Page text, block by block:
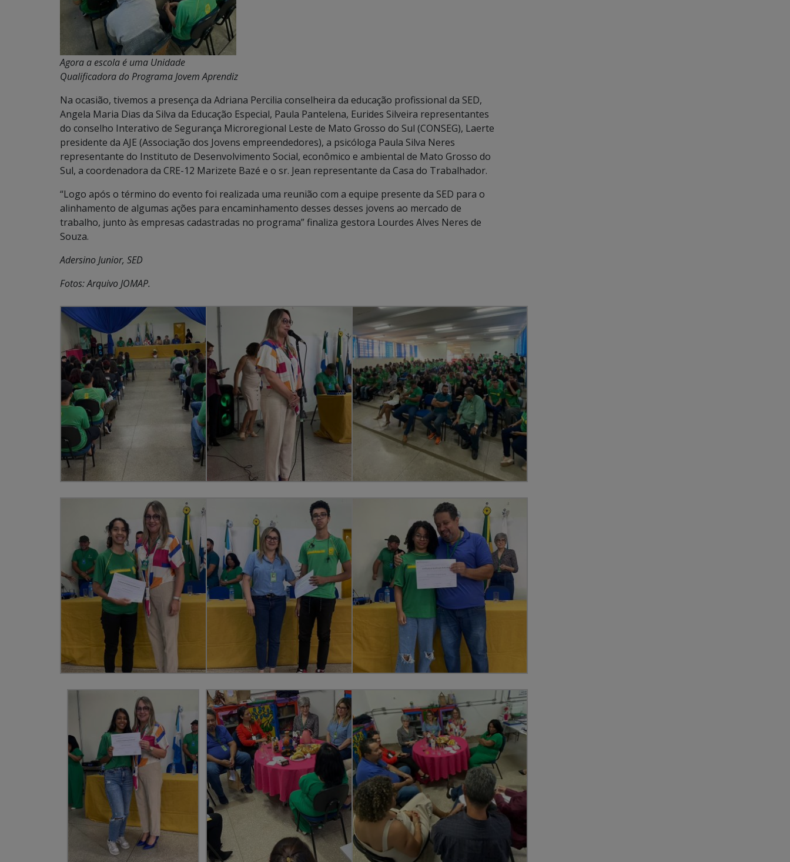
Agora a escola é uma Unidade
Qualificadora do Programa Jovem Aprendiz
Na ocasião, tivemos a presença da Adriana Percilia conselheira da educação profissional da SED,
Angela Maria Dias da Silva da Educação Especial, Paula Pantelena, Eurides Silveira representantes
do conselho Interativo de Segurança Microregional Leste de Mato Grosso do Sul (CONSEG), Laerte
presidente da AJE (Associação dos Jovens empreendedores), a psicóloga Paula Silva Neres
representante do Instituto de Desenvolvimento Social, econômico e ambiental de Mato Grosso do
Sul, a coordenadora da CRE-12 Marizete Bazé e o sr. Jean representante da Casa do Trabalhador.
“Logo após o término do evento foi realizada uma reunião com a equipe presente da SED para o
alinhamento de algumas ações para encaminhamento desses desses jovens ao mercado de
trabalho, junto às empresas cadastradas no programa” finaliza gestora Lourdes Alves Neres de
Souza.
Adersino Junior, SED
Fotos: Arquivo JOMAP.